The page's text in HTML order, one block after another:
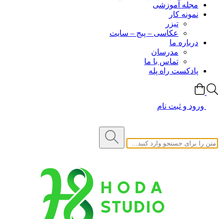
مجله آموزشی
نمونه کار
تیزر
عکاسی – پیج – سایت
درباره ما
مدرسان
تماس با ما
پادکست راه پله
ورود و ثبت نام